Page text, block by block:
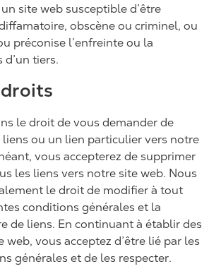
site web susceptible d’être
obscène ou criminel, ou
préconise l’enfreinte ou la
tiers.
le droit de vous demander de
ou un lien particulier vers notre
vous accepterez de supprimer
les liens vers notre site web. Nous
le droit de modifier à tout
conditions générales et la
de liens. En continuant à établir des
web, vous acceptez d’être lié par les
générales et de les respecter.